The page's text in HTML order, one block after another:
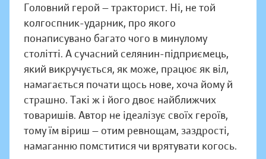
Головний герой — тракторист. Ні, не той
колгоспник-ударник, про якого
понаписувано багато чого в минулому
столітті. А сучасний селянин-підприємець,
який викручується, як може, працює як віл,
намагається почати щось нове, хоча йому й
страшно. Такі ж і його двоє найближчих
товаришів. Автор не ідеалізує своїх героїв,
тому їм віриш — отим ревнощам, заздрості,
намаганню помститися чи врятувати когось.